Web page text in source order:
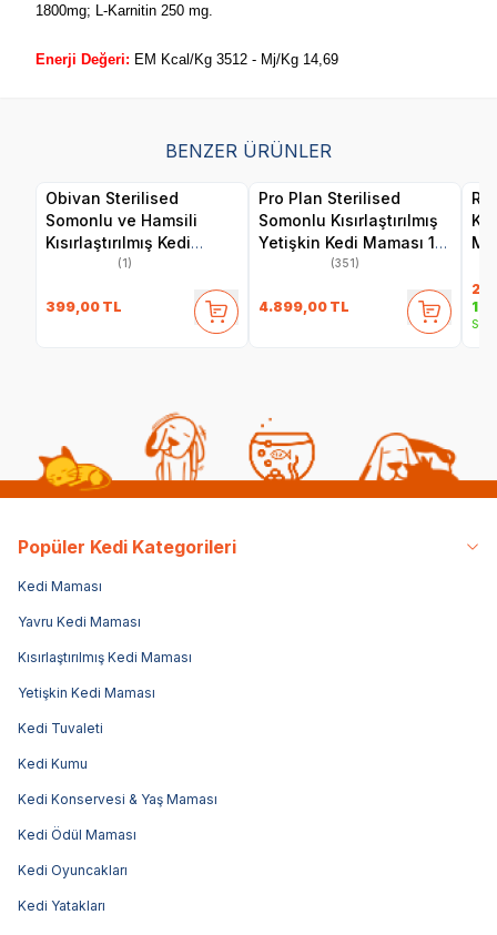
1800mg; L-Karnitin 250 mg.
Enerji Değeri: EM Kcal/Kg 3512 - Mj/Kg 14,69
BENZER ÜRÜNLER
Obivan Sterilised
Somonlu ve Hamsili
Kısırlaştırılmış Kedi
Maması 2 kg
(1)
399,00 TL
Pro Plan Sterilised
Somonlu Kısırlaştırılmış
Yetişkin Kedi Maması 10
(351)
4.899,00 TL
Popüler Kedi Kategorileri
Kedi Maması
Yavru Kedi Maması
Kısırlaştırılmış Kedi Maması
Yetişkin Kedi Maması
Kedi Tuvaleti
Kedi Kumu
Kedi Konservesi & Yaş Maması
Kedi Ödül Maması
Kedi Oyuncakları
Kedi Yatakları